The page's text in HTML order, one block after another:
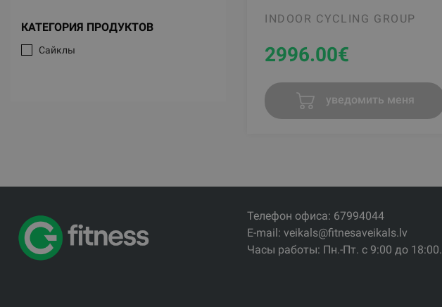
КАТЕГОРИЯ ПРОДУКТОВ
Сайклы
INDOOR CYCLING GROUP
2996.00€
уведомить меня
Телефон офиса: 67994044
E-mail: veikals@fitnesaveikals.lv
Часы работы: Пн.-Пт. с 9:00 до 18:00.